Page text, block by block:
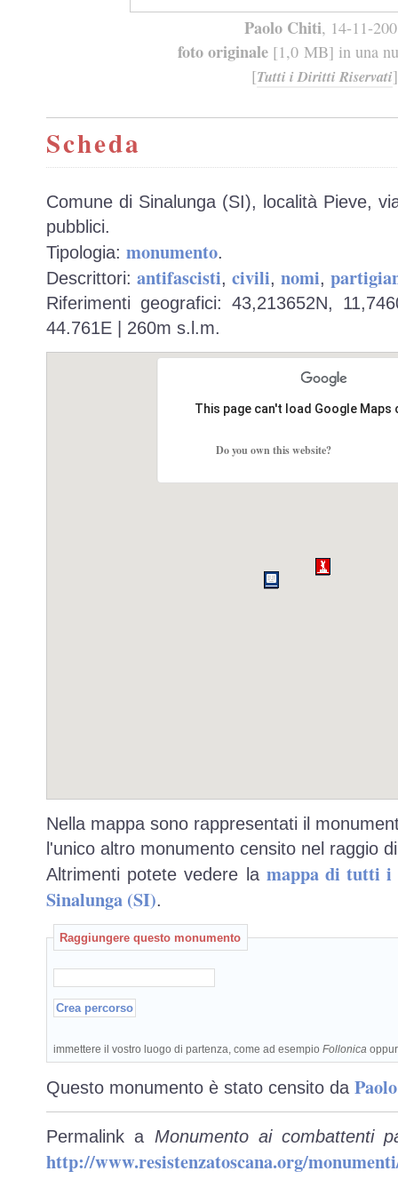
Paolo Chiti, 14-11-
foto originale[1,0 MB] in una
[Tutti i Diritti Riservati]
Scheda
Comune di Sinalunga (SI), località Pieve,
pubblici.
Tipologia: monumento.
Descrittori: antifascisti, civili, nomi,
Riferimenti geografici: 43,213652N,
44.761E | 260m s.l.m.
This page can't load Google
Do you own this website?
Nella mappa sono rappresentati il
l'unico altro monumento censito nel raggio
Altrimenti potete vedere la mappa di tutti i
Sinalunga (SI).
Raggiungere questo monumento
immettere il vostro luogo di partenza, come ad esempio Follonica
Questo monumento è stato censito da
Permalink a Monumento ai combattenti
http://www.resistenzatoscana.org/